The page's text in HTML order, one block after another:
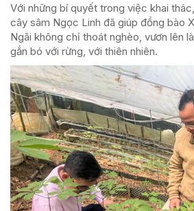
Với những bí quyết trong việc khai
cây sâm Ngọc Linh đã giúp đồng bào
Ngãi không chỉ thoát nghèo, vươn lên
gắn bó với rừng, với thiên nhiên.